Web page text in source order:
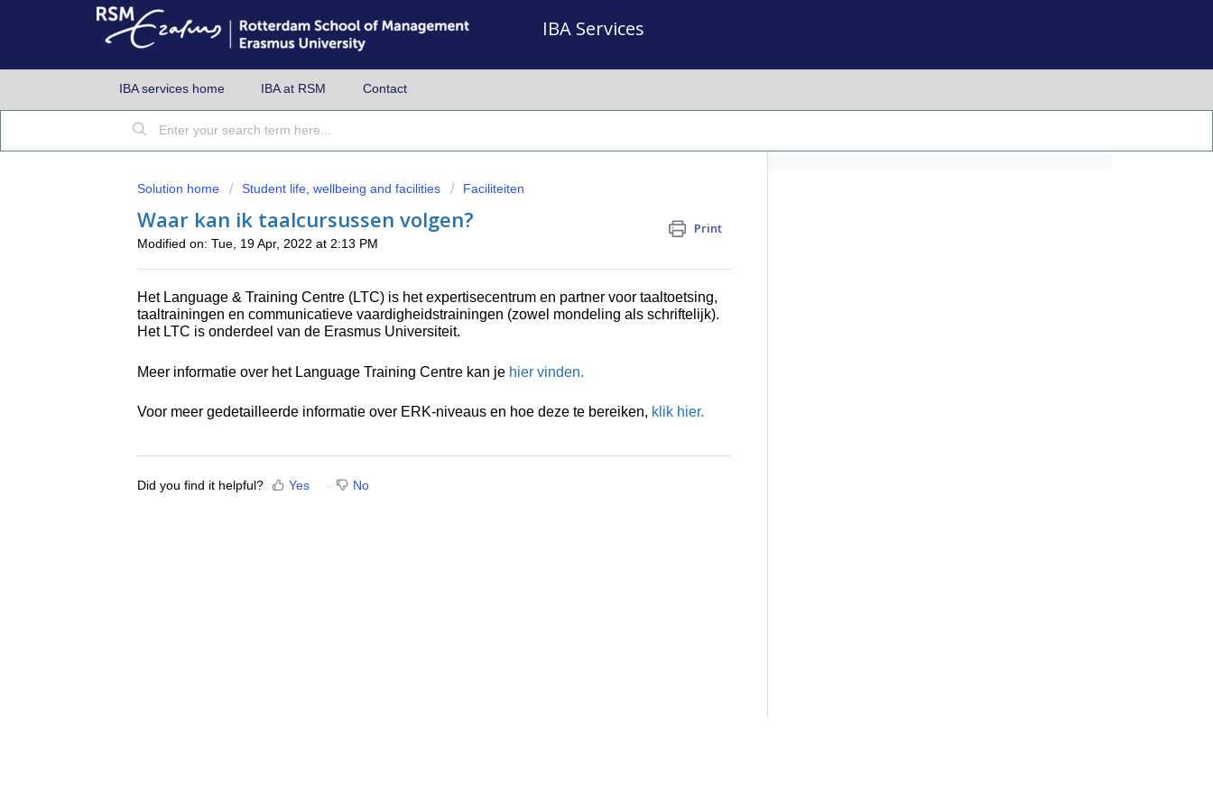
IBA Services
IBA services home IBA at RSM Contact
Solution home Student life, wellbeing and facilities Faciliteiten
Waar kan ik taalcursussen volgen? Print
Modified on: Tue, 19 Apr, 2022 at 2:13 PM
Het Language & Training Centre (LTC) is het expertisecentrum en partner voor taaltoetsing,
taaltrainingen en communicatieve vaardigheidstrainingen (zowel mondeling als schriftelijk).
Het LTC is onderdeel van de Erasmus Universiteit.
Meer informatie over het Language Training Centre kan je hier vinden.
Voor meer gedetailleerde informatie over ERK-niveaus en hoe deze te bereiken, klik hier.
Did you find it helpful? Yes No